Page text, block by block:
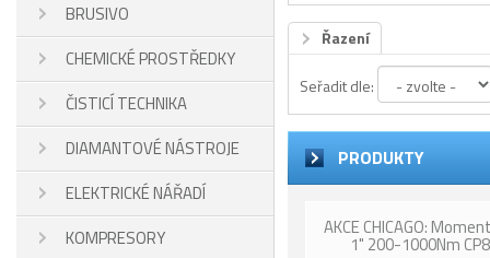
BRUSIVO
CHEMICKÉ PROSTŘEDKY
ČISTICÍ TECHNIKA
DIAMANTOVÉ NÁSTROJE
ELEKTRICKÉ NÁŘADÍ
KOMPRESORY
Řazení
Seřadit dle:
PRODUKTY
AKCE CHICAGO:
1" 200-1000Nm